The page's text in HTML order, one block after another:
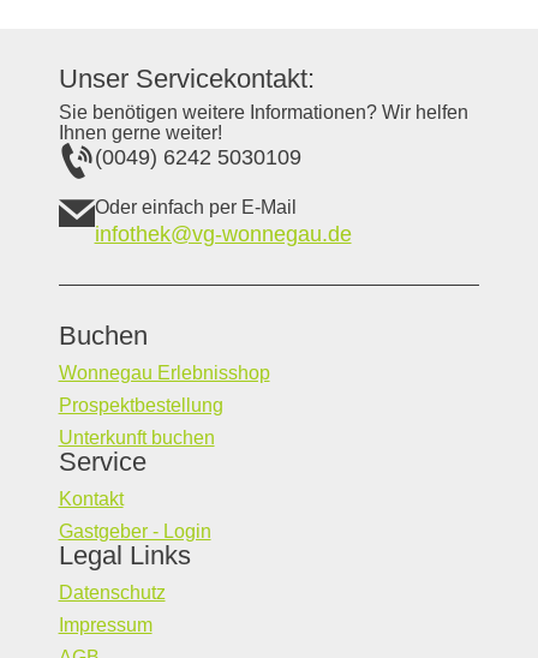
Unser Servicekontakt:
Sie benötigen weitere Informationen? Wir helfen
Ihnen gerne weiter!
(0049) 6242 5030109
Oder einfach per E-Mail
infothek@vg-wonnegau.de
Buchen
Wonnegau Erlebnisshop
Prospektbestellung
Unterkunft buchen
Service
Kontakt
Gastgeber - Login
Legal Links
Datenschutz
Impressum